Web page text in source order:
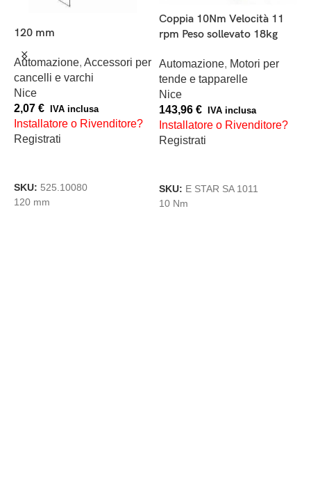
120 mm
Automazione, Accessori per
cancelli e varchi
Nice
2,07 € IVA inclusa
Installatore o Rivenditore?
Registrati
SKU: 525.10080
120 mm
Coppia 10Nm Velocità 11
rpm Peso sollevato 18kg
Automazione, Motori per
tende e tapparelle
Nice
143,96 € IVA inclusa
Installatore o Rivenditore?
Registrati
SKU: E STAR SA 1011
10 Nm